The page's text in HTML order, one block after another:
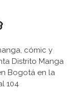
cómic y
Distrito Manga
Bogotá en la
104